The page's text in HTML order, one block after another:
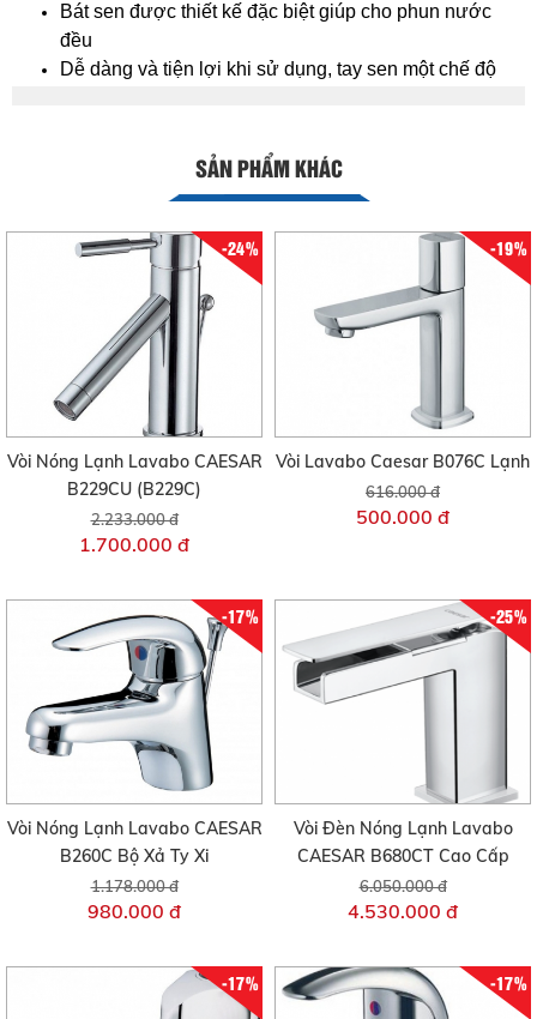
Bát sen được thiết kế đặc biệt giúp cho phun nước
đều
Dễ dàng và tiện lợi khi sử dụng, tay sen một chế độ
SẢN PHẨM KHÁC
-24%
Vòi Nóng Lạnh Lavabo CAESAR
B229CU (B229C)
2.233.000 đ
1.700.000 đ
-19%
Vòi Lavabo Caesar B076C Lạnh
616.000 đ
500.000 đ
-17%
Vòi Nóng Lạnh Lavabo CAESAR
B260C Bộ Xả Ty Xi
1.178.000 đ
980.000 đ
-25%
Vòi Đèn Nóng Lạnh Lavabo
CAESAR B680CT Cao Cấp
6.050.000 đ
4.530.000 đ
-17% -17%